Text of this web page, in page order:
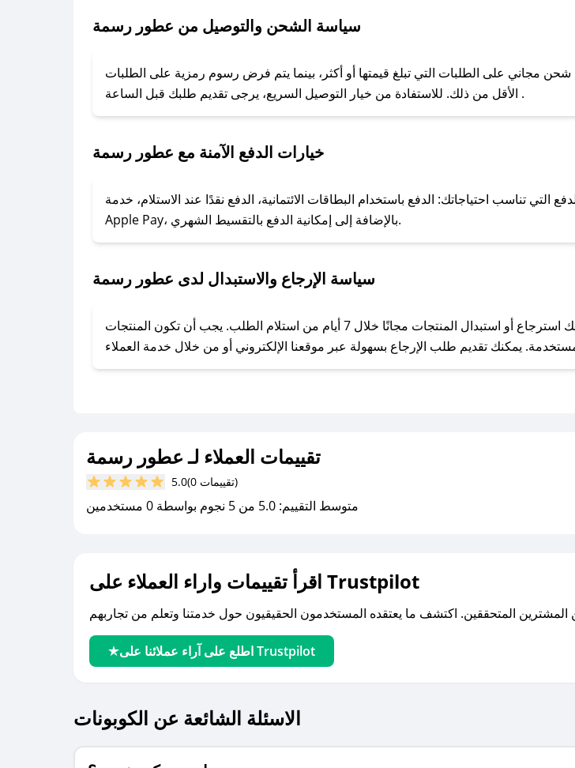
الخاصة على تويتر أو البريد الإلكتروني، وسنقوم بحل المشكلة في أسرع وقت ممكن.
### ماذا أفعل إذا لم أجد كود خصم لمتجري المفضل؟
للحصول على كوبونات وخصومات حصرية، قم بما يلي:
- اضغط على أيقونة متابعة لمتجر عطور رسمة في تطبيق صحصح.
- تابع حسابنا الرسمي على تويتر وقم بتفعيل زر التنبيهات.
سياسة الشحن والتوصيل من عطور رسمة
مجاني على الطلبات التي تبلغ قيمتها أو أكثر، بينما يتم فرض رسوم رمزية على الطلبات
الأقل من ذلك. للاستفادة من خيار التوصيل السريع، يرجى تقديم طلبك قبل الساعة .
خيارات الدفع الآمنة مع عطور رسمة
تناسب احتياجاتك: الدفع باستخدام البطاقات الائتمانية، الدفع نقدًا عند الاستلام، خدمة
Apple Pay، بالإضافة إلى إمكانية الدفع بالتقسيط الشهري.
سياسة الإرجاع والاستبدال لدى عطور رسمة
يحرص عطور رسمة على توفير تجربة تسوق آمنة ومريحة لعملائه، حيث يمكنك استرجاع أو استبدال المنتجات مجانًا خلال 7 أيام من استلام الطلب. يجب أن تكون المنتجات
تقييمات العملاء لـ عطور رسمة
5.0 (0 تقييمات)
متوسط التقييم: 5.0 من 5 نجوم بواسطة 0 مستخدمين
اقرأ تقييمات واراء العملاء على Trustpilot
اطلع على آراء عملائنا على Trustpilot
الاسئلة الشائعة عن الكوبونات